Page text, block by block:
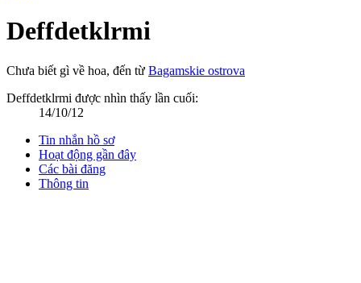
Deffdetklrmi
Chưa biết gì về hoa, đến từ Bagamskie ostrova
Deffdetklrmi được nhìn thấy lần cuối:
14/10/12
Tin nhắn hồ sơ
Hoạt động gần đây
Các bài đăng
Thông tin